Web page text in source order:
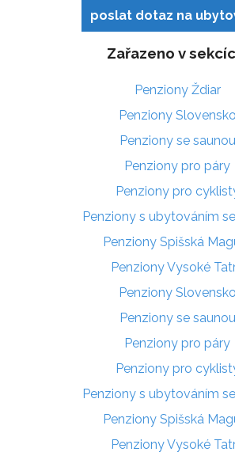
poslat dotaz na
Zařazeno v
Penziony Ždiar
Penziony Slovensko
Penziony se saunou
Penziony pro páry
Penziony pro
Penziony s ubytováním
Penziony Spišská
Penziony Vysoké
Penziony Slovensko
Penziony se saunou
Penziony pro páry
Penziony pro
Penziony s ubytováním
Penziony Spišská
Penziony Vysoké